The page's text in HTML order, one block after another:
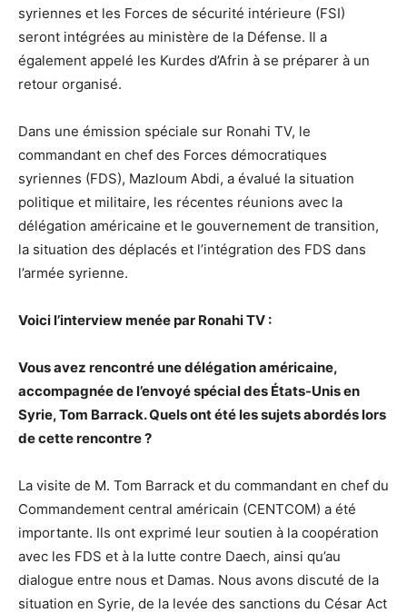
syriennes et les Forces de sécurité intérieure (FSI)
seront intégrées au ministère de la Défense. Il a
également appelé les Kurdes d’Afrin à se préparer à un
retour organisé.
Dans une émission spéciale sur Ronahi TV, le
commandant en chef des Forces démocratiques
syriennes (FDS), Mazloum Abdi, a évalué la situation
politique et militaire, les récentes réunions avec la
délégation américaine et le gouvernement de transition,
la situation des déplacés et l’intégration des FDS dans
l’armée syrienne.
Voici l’interview menée par Ronahi TV :
Vous avez rencontré une délégation américaine,
accompagnée de l’envoyé spécial des États-Unis en
Syrie, Tom Barrack. Quels ont été les sujets abordés lors
de cette rencontre ?
La visite de M. Tom Barrack et du commandant en chef du
Commandement central américain (CENTCOM) a été
importante. Ils ont exprimé leur soutien à la coopération
avec les FDS et à la lutte contre Daech, ainsi qu’au
dialogue entre nous et Damas. Nous avons discuté de la
situation en Syrie, de la levée des sanctions du César Act